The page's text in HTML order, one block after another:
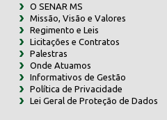
O SENAR MS
Missão, Visão e Valores
Regimento e Leis
Licitações e Contratos
Palestras
Onde Atuamos
Informativos de Gestão
Política de Privacidade
Lei Geral de Proteção de Dados